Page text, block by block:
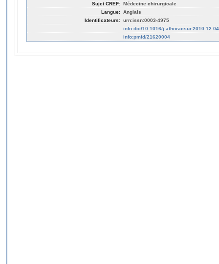
Sujet CREF: Médecine chirurgicale
Langue: Anglais
Identificateurs: urn:issn:0003-4975
info:doi/10.1016/
info:pmid/21620004